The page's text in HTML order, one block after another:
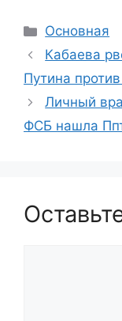
Рубрики
Основная
Кабаева
Путина
Личный
ФСБ нашла